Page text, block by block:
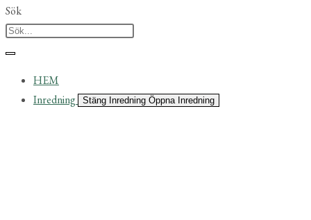
Sök
HEM
Inredning
Stäng Inredning Öppna Inredning